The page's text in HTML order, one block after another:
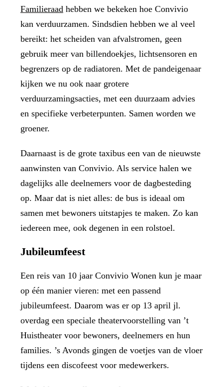
Familieraad hebben we bekeken hoe Convivio
kan verduurzamen. Sindsdien hebben we al veel
bereikt: het scheiden van afvalstromen, geen
gebruik meer van billendoekjes, lichtsensoren en
begrenzers op de radiatoren. Met de pandeigenaar
kijken we nu ook naar grotere
verduurzamingsacties, met een duurzaam advies
en specifieke verbeterpunten. Samen worden we
groener.
Daarnaast is de grote taxibus een van de nieuwste
aanwinsten van Convivio. Als service halen we
dagelijks alle deelnemers voor de dagbesteding
op. Maar dat is niet alles: de bus is ideaal om
samen met bewoners uitstapjes te maken. Zo kan
iedereen mee, ook degenen in een rolstoel.
Jubileumfeest
Een reis van 10 jaar Convivio Wonen kun je maar
op één manier vieren: met een passend
jubileumfeest. Daarom was er op 13 april jl.
overdag een speciale theatervoorstelling van ’t
Huistheater voor bewoners, deelnemers en hun
families. ’s Avonds gingen de voetjes van de vloer
tijdens een discofeest voor medewerkers.